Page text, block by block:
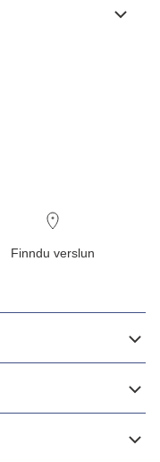
Finndu verslun